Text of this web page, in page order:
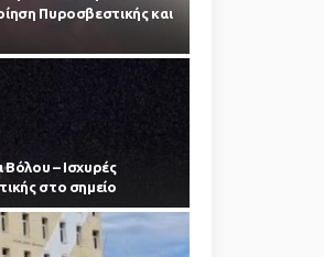
Πυροσβεστικής και
– Ισχυρές
στο σημείο